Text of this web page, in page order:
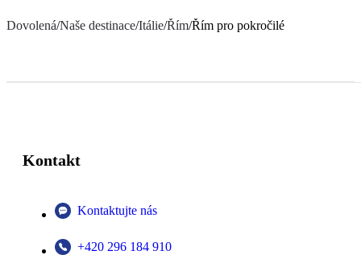
Dovolená/Naše destinace/Itálie/Řím/Řím pro pokročilé
Kontakt
Kontaktujte nás
+420 296 184 910